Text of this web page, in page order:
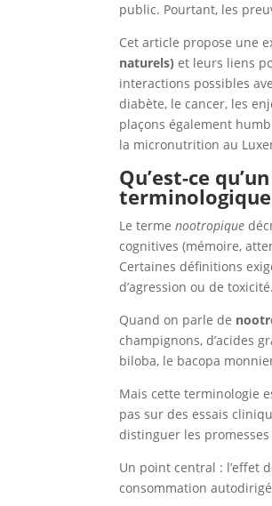
public. Pourtant, les
Cet article propose une
naturels) et leurs liens
interactions possibles
diabète, le cancer, les
plaçons également
la micronutrition au
Qu’est-ce
Le termenootropique
cognitives (mémoire,
Certaines définitions
d’agression ou de toxicité.
Quand on parle de
champignons, d’acides
biloba, le bacopa
Mais cette terminologie
pas sur des essais
distinguer les
Un point central : l’effet
consommation